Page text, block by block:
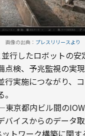
画像の出典： プレスリリースより
行したロボットの
検、予兆監視の実
実施につながり、
京都内ビル間の
イスからのデータ